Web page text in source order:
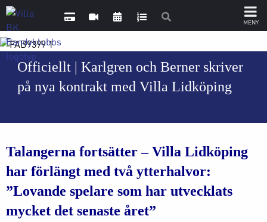
Officiellt | Karlgren och Berner skriver
på nya kontrakt med Villa Lidköping
Talangerna fortsätter– Villa Lidköping
har förlängt med två ytterhalvor:
”Lovande spelare som har utvecklats
mycket det senaste året”